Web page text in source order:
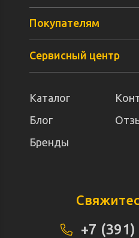
Покупателям
Сервисный центр
Каталог
Блог
Бренды
+7